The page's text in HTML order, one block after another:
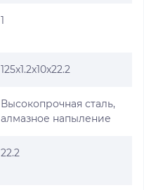
1
125x1.2x10x22.2
Высокопрочная сталь,
алмазное напыление
22.2